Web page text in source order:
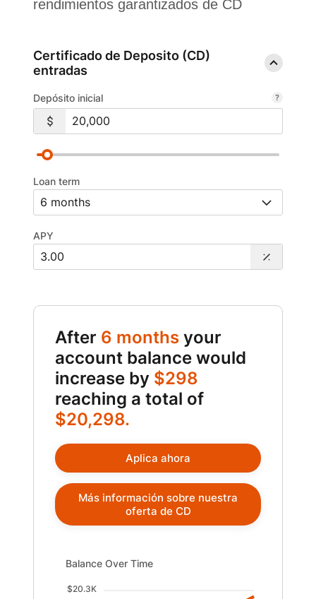
rendimientos garantizados de CD
Certificado de Deposito (CD)
entradas
Depósito inicial
Loan term
APY
After 6 months your
account balance would
increase by $298
reaching a total of
$20,298.
Aplica ahora
Más información sobre nuestra
oferta de CD
Balance Over Time updated. Area chart showing
Balance Over Time
$20.3K